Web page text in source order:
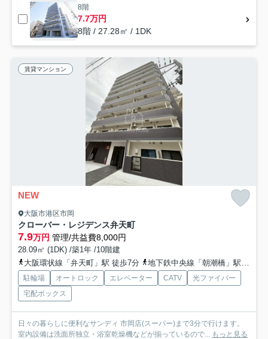
8階
7.7万円
8階 / 27.28㎡ / 1DK
賃貸マンション
NEW
大阪市港区市岡
クローバー・レジデンス弁天町
7.9万円 管理/共益費8,000円
28.09㎡ (1DK) /築1年 /10階建
大阪環状線「弁天町」駅 徒歩7分
地下鉄中央線「朝潮橋」駅 徒歩17分
駐輪場 オートロック エレベーター CATV
光ファイバー
宅配ボックス
日々の暮らしに便利なサンディ 市岡店(スーパー)まで3分で行けます。
室内設備は洗面所独立・浴室乾燥機などが揃っているので... もっと見る